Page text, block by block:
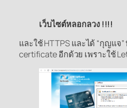
เว็บไซต์หลอกลวง !!!!
และใช้ HTTPS และได้ “กุญแจ
certificate อีกด้วย เพราะใช้